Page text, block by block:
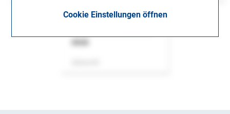
Cookie Einstellungen öffnen